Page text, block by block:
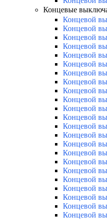
Концевые
Концевой
Концевой
Концевой
Концевой
Концевой
Концевой
Концевой
Концевой
Концевой
Концевой
Концевой
Концевой
Концевой
Концевой
Концевой
Концевой
Концевой
Концевой
Концевой
Концевой
Концевой
Концевой
Концевой